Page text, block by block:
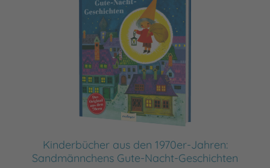
Kinderbücher aus den 1970er-Jahren:
Sandmännchens Gute-Nacht-Geschichten